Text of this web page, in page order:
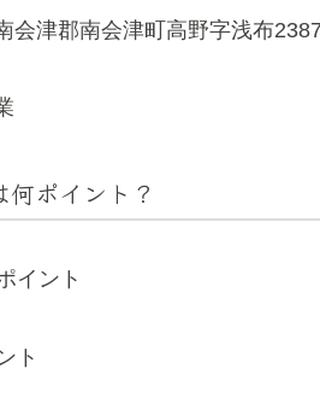
会津郡南会津町高野字浅布
何ポイント？
イント
ト